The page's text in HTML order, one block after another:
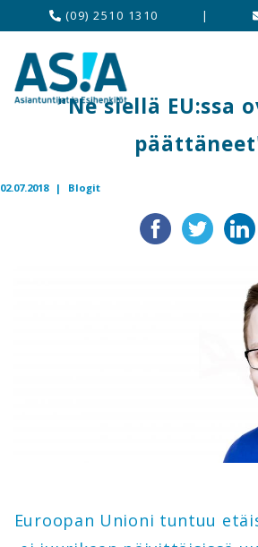
(09) 2510 1310 |
"Ne siellä EU:ssa
02.07.2018 | Blogit
Euroopan Unioni tuntuu